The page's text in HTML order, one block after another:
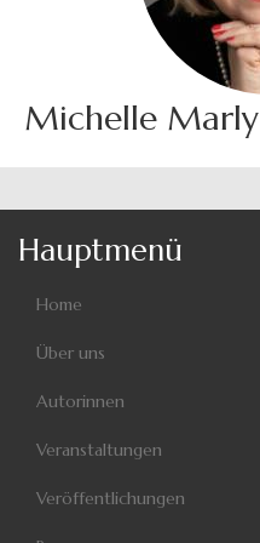
Michelle Marly
Hauptmenü
Home
Über uns
Autorinnen
Veranstaltungen
Veröffentlichungen